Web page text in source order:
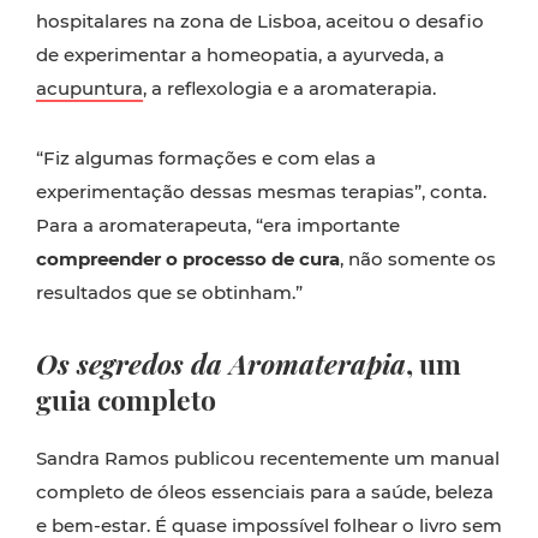
hospitalares na zona de Lisboa, aceitou o desafio
de experimentar a homeopatia, a ayurveda, a
acupuntura, a reflexologia e a aromaterapia.
“Fiz algumas formações e com elas a
experimentação dessas mesmas terapias”, conta.
Para a aromaterapeuta, “era importante
compreender o processo de cura, não somente os
resultados que se obtinham.”
Os segredos da Aromaterapia, um
guia completo
Sandra Ramos publicou recentemente um manual
completo de óleos essenciais para a saúde, beleza
e bem-estar. É quase impossível folhear o livro sem